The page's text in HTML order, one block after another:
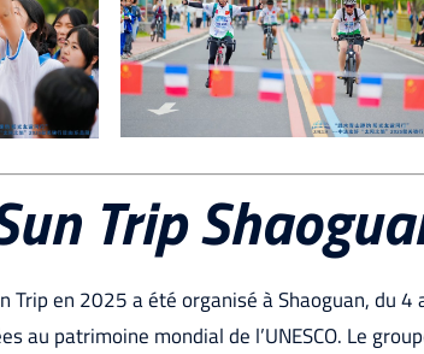
Trip
Trip en 2025 a été organisé à Shaoguan, du
au patrimoine mondial de l’UNESCO. Le